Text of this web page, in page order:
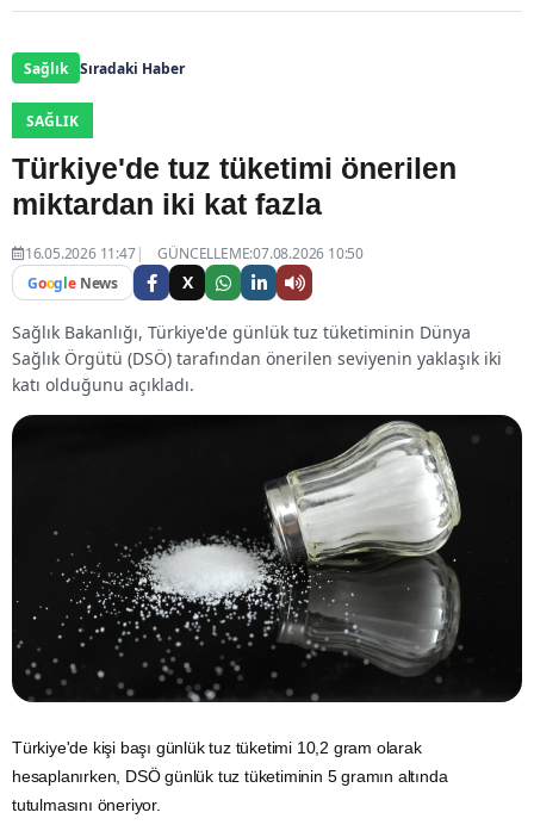
Sağlık Sıradaki Haber
SAĞLIK
Türkiye'de tuz tüketimi önerilen
miktardan iki kat fazla
16.05.2026 11:47
GÜNCELLEME:07.08.2026 10:50
Google News X
Sağlık Bakanlığı, Türkiye'de günlük tuz tüketiminin Dünya
Sağlık Örgütü (DSÖ) tarafından önerilen seviyenin yaklaşık iki
katı olduğunu açıkladı.
Türkiye'de kişi başı günlüktuztüketimi 10,2 gram olarak
hesaplanırken, DSÖ günlük tuz tüketiminin 5 gramın altında
tutulmasını öneriyor.